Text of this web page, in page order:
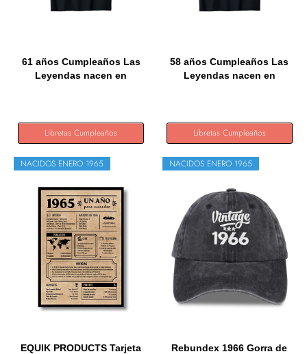
61 años Cumpleaños Las
Leyendas nacen en
Libretas Cumpleaños
58 años Cumpleaños Las
Leyendas nacen en
Libretas Cumpleaños
NACIDOS ENERO 1965
EQUIK PRODUCTS Tarjeta
NACIDOS ENERO 1965
Rebundex 1966 Gorra de